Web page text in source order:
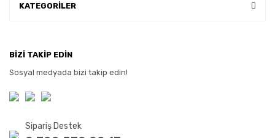
KATEGORİLER
BİZİ TAKİP EDİN
Sosyal medyada bizi takip edin!
Sipariş Destek